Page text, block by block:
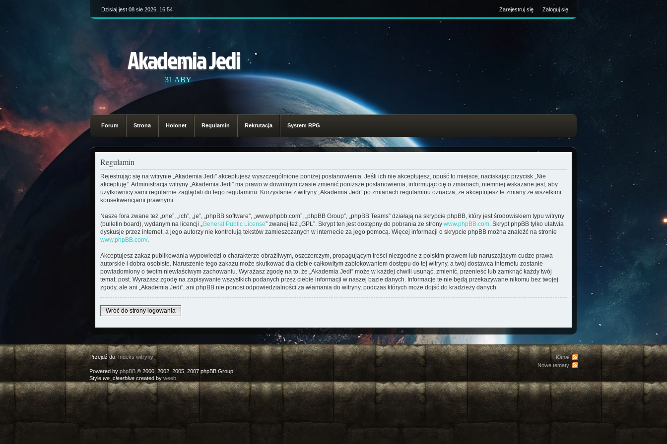
Dzisiaj jest 08 sie 2026, 16:54 Zarejestruj się Zaloguj się
Akademia Jedi
31 ABY
Forum Strona Holonet Regulamin Rekrutacja System RPG
Regulamin
Rejestrując się na witrynie „Akademia Jedi” akceptujesz wyszczególnione poniżej postanowienia. Jeśli ich nie akceptujesz, opuść to miejsce, naciskając przycisk „Nie
akceptuję”. Administracja witryny „Akademia Jedi” ma prawo w dowolnym czasie zmienić poniższe postanowienia, informując cię o zmianach, niemniej wskazane jest, aby
użytkownicy sami regularnie zaglądali do tego regulaminu. Korzystanie z witryny „Akademia Jedi” po zmianach regulaminu oznacza, że akceptujesz te zmiany ze wszelkimi
konsekwencjami prawnymi.
Nasze fora zwane też „one”, „ich”, „je”, „phpBB software”, „www.phpbb.com”, „phpBB Group”, „phpBB Teams” działają na skrypcie phpBB, który jest środowiskiem typu witryny
(bulletin board), wydanym na licencji „ General Public License” zwanej też „GPL”. Skrypt ten jest dostępny do pobrania ze strony www.phpBB.com . Skrypt phpBB tylko ułatwia
dyskusje przez internet, a jego autorzy nie kontrolują tekstów zamieszczanych w internecie za jego pomocą. Więcej informacji o skrypcie phpBB można znaleźć na stronie
www.phpBB.com/.
Akceptujesz zakaz publikowania wypowiedzi o charakterze obraźliwym, oszczerczym, propagującym treści niezgodne z polskim prawem lub naruszającym cudze prawa
autorskie i dobra osobiste. Naruszenie tego zakazu może skutkować dla ciebie całkowitym zablokowaniem dostępu do tej witryny, a twój dostawca internetu zostanie
powiadomiony o twoim niewłaściwym zachowaniu. Wyrażasz zgodę na to, że „Akademia Jedi” może w każdej chwili usunąć, zmienić, przenieść lub zamknąć każdy twój
temat, post. Wyrażasz zgodę na zapisywanie wszystkich podanych przez ciebie informacji w naszej bazie danych. Informacje te nie będą przekazywane nikomu bez twojej
zgody, ale ani „Akademia Jedi”, ani phpBB nie ponosi odpowiedzialności za włamania do witryny, podczas których może dojść do kradzieży danych.
Wróć do strony logowania
Przejdź do:Indeks witryny
Powered by phpBB© 2000, 2002, 2005, 2007 phpBB Group.
Style we_clearbluecreated by weeb.
Kanał
Nowe tematy